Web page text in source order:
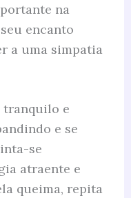
na
encanto
a uma simpatia
tranquilo e
e se
se
atraente e
queima, repita